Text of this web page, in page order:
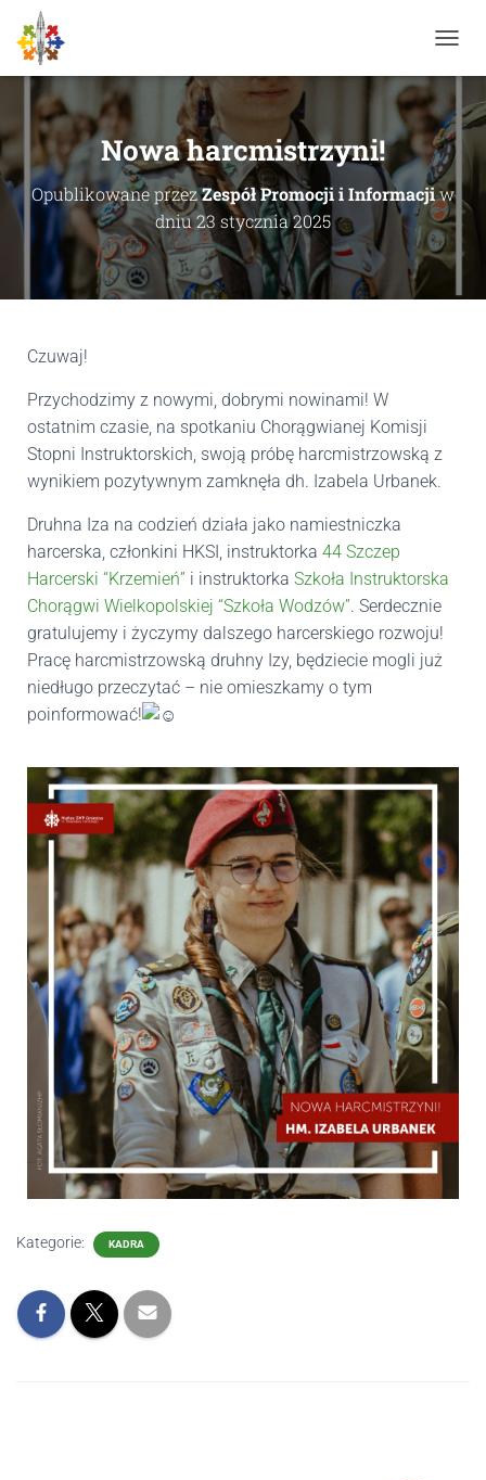
R
Z
E
Ł
Ą
C
Z
N
W
G
Nowa harcmistrzyni!
Opublikowane przezZespół Promocji i Informacjiw
dniu23 stycznia 2025
Czuwaj!
Przychodzimy z nowymi, dobrymi nowinami! W
ostatnim czasie, na spotkaniu Chorągwianej Komisji
Stopni Instruktorskich, swoją próbę harcmistrzowską z
wynikiem pozytywnym zamknęła dh. Izabela Urbanek.
Druhna Iza na codzień działa jako namiestniczka
harcerska, członkini HKSI, instruktorka 44 Szczep
Harcerski “Krzemień” i instruktorka Szkoła Instruktorska
Chorągwi Wielkopolskiej “Szkoła Wodzów”. Serdecznie
gratulujemy i życzymy dalszego harcerskiego rozwoju!
Pracę harcmistrzowską druhny Izy, będziecie mogli już
niedługo przeczytać – nie omieszkamy o tym
poinformować!
Kategorie: KADRA